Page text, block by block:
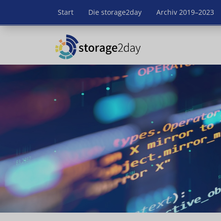
Start Die storage2day Archiv 2019–2023